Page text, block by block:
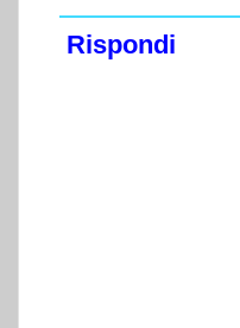
Rispondi